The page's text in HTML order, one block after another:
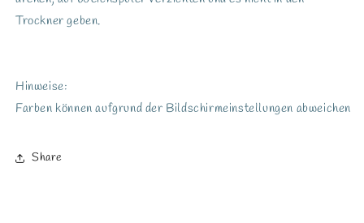
Trockner geben.
Hinweise:
Farben können aufgrund der Bildschirmeinstellungen abweichen
Share